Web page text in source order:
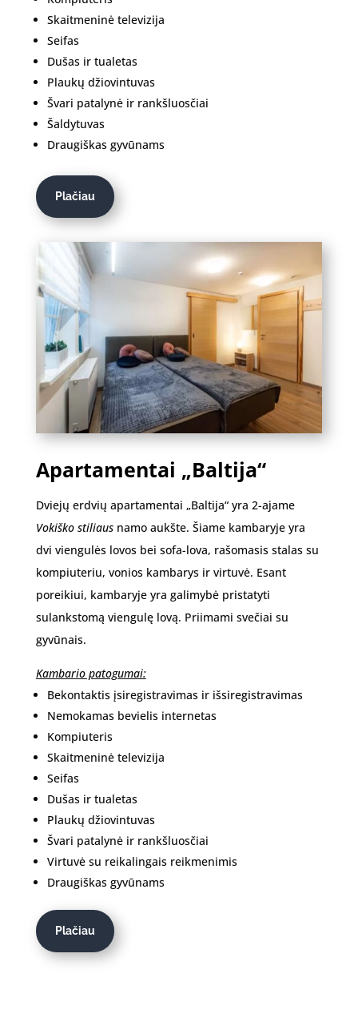
Skaitmeninė televizija
Seifas
Dušas ir tualetas
Plaukų džiovintuvas
Švari patalynė ir rankšluosčiai
Šaldytuvas
Draugiškas gyvūnams
Plačiau
Apartamentai „Baltija“
Dviejų erdvių apartamentai „Baltija“ yra 2-ajame
Vokiško stiliausnamo aukšte. Šiame kambaryje yra
dvi viengulės lovos bei sofa-lova, rašomasis stalas su
kompiuteriu, vonios kambarys ir virtuvė. Esant
poreikiui, kambaryje yra galimybė pristatyti
sulankstomą viengulę lovą. Priimami svečiai su
gyvūnais.
Kambario patogumai:
Bekontaktis įsiregistravimas ir išsiregistravimas
Nemokamas bevielis internetas
Kompiuteris
Skaitmeninė televizija
Seifas
Dušas ir tualetas
Plaukų džiovintuvas
Švari patalynė ir rankšluosčiai
Virtuvė su reikalingais reikmenimis
Draugiškas gyvūnams
Plačiau